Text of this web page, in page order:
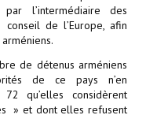
par l’intermédiaire des
de l’Europe, afin
de détenus arméniens
de ce pays n’en
qu’elles considèrent
» et dont elles refusent